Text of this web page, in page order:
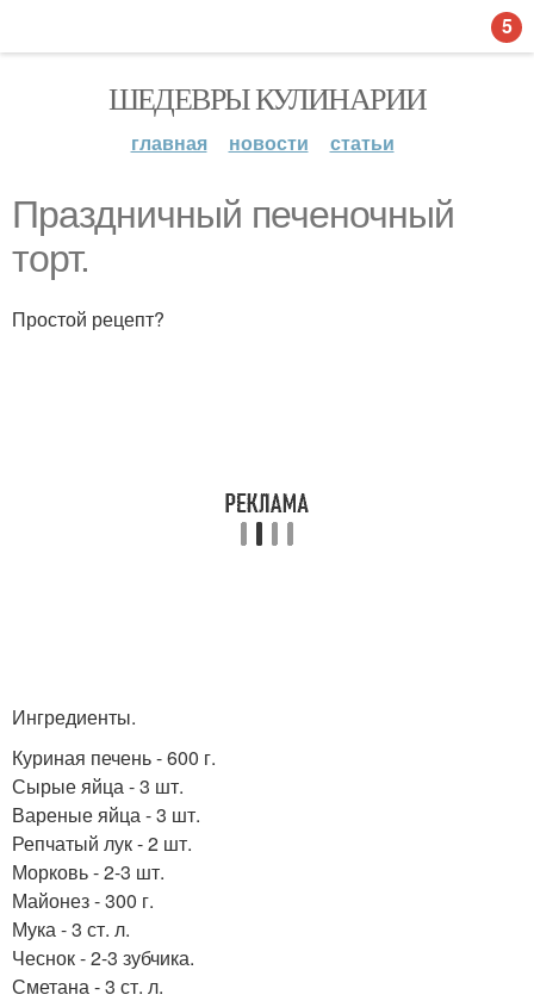
ШЕДЕВРЫ КУЛИНАРИИ
главная новости статьи
Праздничный печеночный
торт.
Простой рецепт?
Ингредиенты.
Куриная печень - 600 г.
Сырые яйца - 3 шт.
Вареные яйца - 3 шт.
Репчатый лук - 2 шт.
Морковь - 2-3 шт.
Майонез - 300 г.
Мука - 3 ст. л.
Чеснок - 2-3 зубчика.
Сметана - 3 ст. л.
5